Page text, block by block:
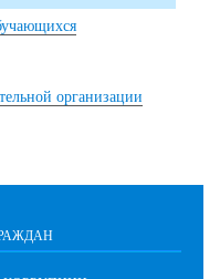
организации